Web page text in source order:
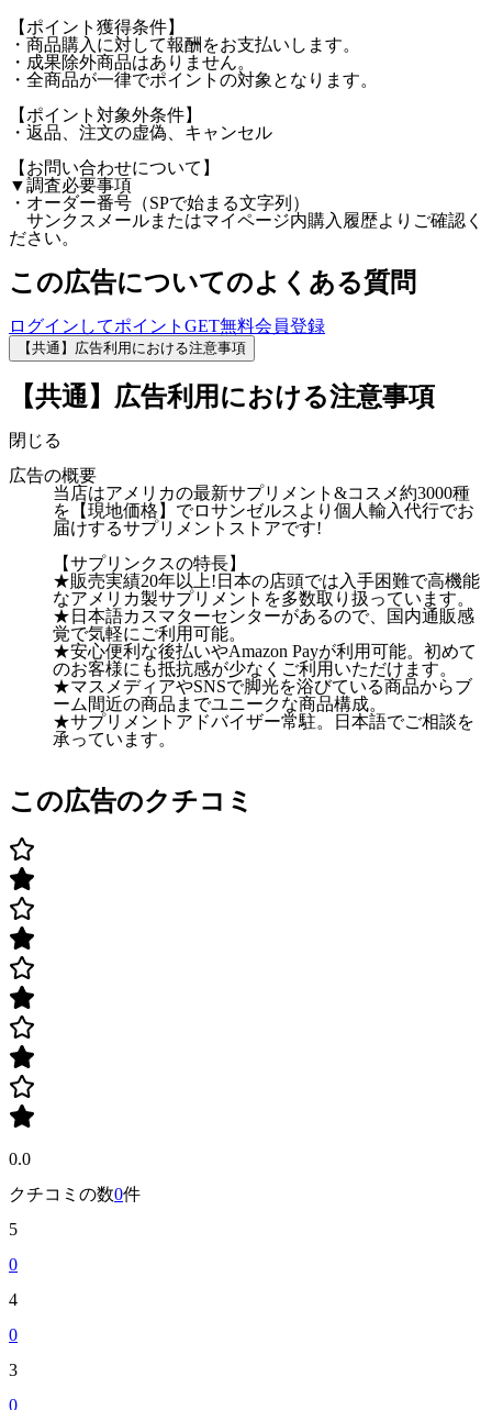
【ポイント獲得条件】
・商品購入に対して報酬をお支払いします。
・成果除外商品はありません。
・全商品が一律でポイントの対象となります。
【ポイント対象外条件】
・返品、注文の虚偽、キャンセル
【お問い合わせについて】
▼調査必要事項
・オーダー番号（SPで始まる文字列）
サンクスメールまたはマイページ内購入履歴よりご確認く
ださい。
この広告についてのよくある質問
ログインしてポイントGET無料会員登録
【共通】広告利用における注意事項
【共通】広告利用における注意事項
閉じる
広告の概要
当店はアメリカの最新サプリメント&コスメ約3000種
を【現地価格】でロサンゼルスより個人輸入代行でお
届けするサプリメントストアです!
【サプリンクスの特長】
★販売実績20年以上!日本の店頭では入手困難で高機能
なアメリカ製サプリメントを多数取り扱っています。
★日本語カスマターセンターがあるので、国内通販感
覚で気軽にご利用可能。
★安心便利な後払いやAmazon Payが利用可能。初めて
のお客様にも抵抗感が少なくご利用いただけます。
★マスメディアやSNSで脚光を浴びている商品からブ
ーム間近の商品までユニークな商品構成。
★サプリメントアドバイザー常駐。日本語でご相談を
承っています。
この広告のクチコミ
0.0
クチコミの数0件
5
0
4
0
3
0